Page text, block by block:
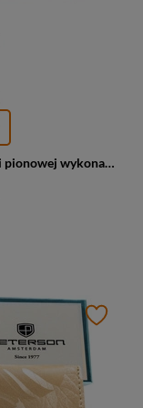
Beżowy portfel w orientacji pionowej wykonany ze skóry naturalnej i ekologicznej ze wzorem w plecionkę - Peterson